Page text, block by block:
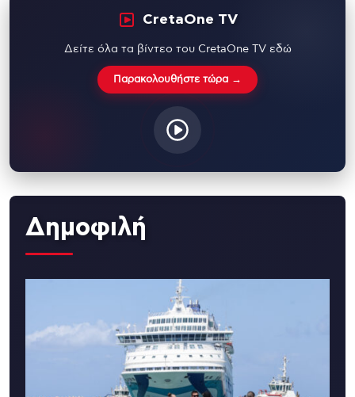
CretaOne TV
Δείτε όλα τα βίντεο του CretaOne TV εδώ
Παρακολουθήστε τώρα →
Δημοφιλή